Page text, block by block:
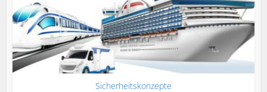
Sicherheitskonzepte